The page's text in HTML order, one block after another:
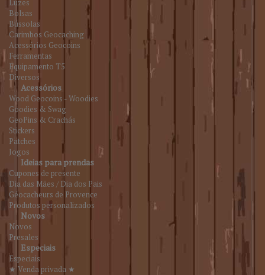
Luzes
Bolsas
Bússolas
Carimbos Geocaching
Acessórios Geocoins
Ferramentas
Equipamento T5
Diversos
Acessórios
Wood Geocoins - Woodies
Goodies & Swag
GeoPins & Crachás
Stickers
Patches
Jogos
Ideias para prendas
Cupones de presente
Dia das Mães / Dia dos Pais
Géocacheurs de Provence
Produtos personalizados
Novos
Novos
Presales
Especiais
Especiais
★ Venda privada ★